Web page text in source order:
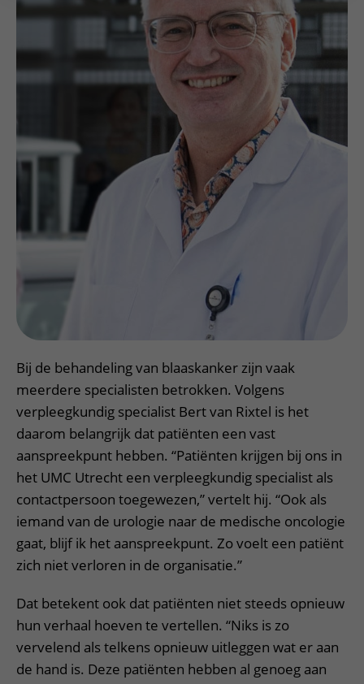
Bij de behandeling van blaaskanker zijn vaak
meerdere specialisten betrokken. Volgens
verpleegkundig specialist Bert van Rixtel is het
daarom belangrijk dat patiënten een vast
aanspreekpunt hebben. “Patiënten krijgen bij ons in
het UMC Utrecht een verpleegkundig specialist als
contactpersoon toegewezen,” vertelt hij. “Ook als
iemand van de urologie naar de medische oncologie
gaat, blijf ik het aanspreekpunt. Zo voelt een patiënt
zich niet verloren in de organisatie.”
Dat betekent ook dat patiënten niet steeds opnieuw
hun verhaal hoeven te vertellen. “Niks is zo
vervelend als telkens opnieuw uitleggen wat er aan
de hand is. Deze patiënten hebben al genoeg aan